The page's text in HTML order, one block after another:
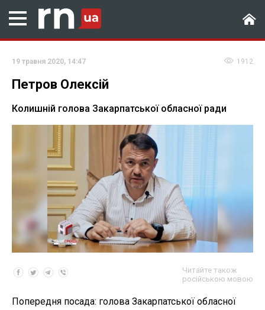
19 травня 2020, 14:47 1912
Петров Олексій
Колишній голова Закарпатської обласної ради
Читайте також
російською мовою
Попередня посада: голова Закарпатської обласної